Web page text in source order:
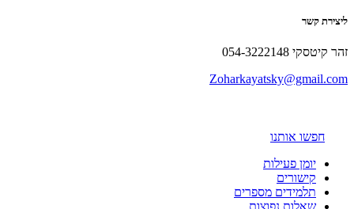
ליצירת קשר
זהר קיטסקי 054-3222148
Zoharkayatsky@gmail.com
חפשו אותנו
יומן פעילות
קישורים
תלמידים מספרים